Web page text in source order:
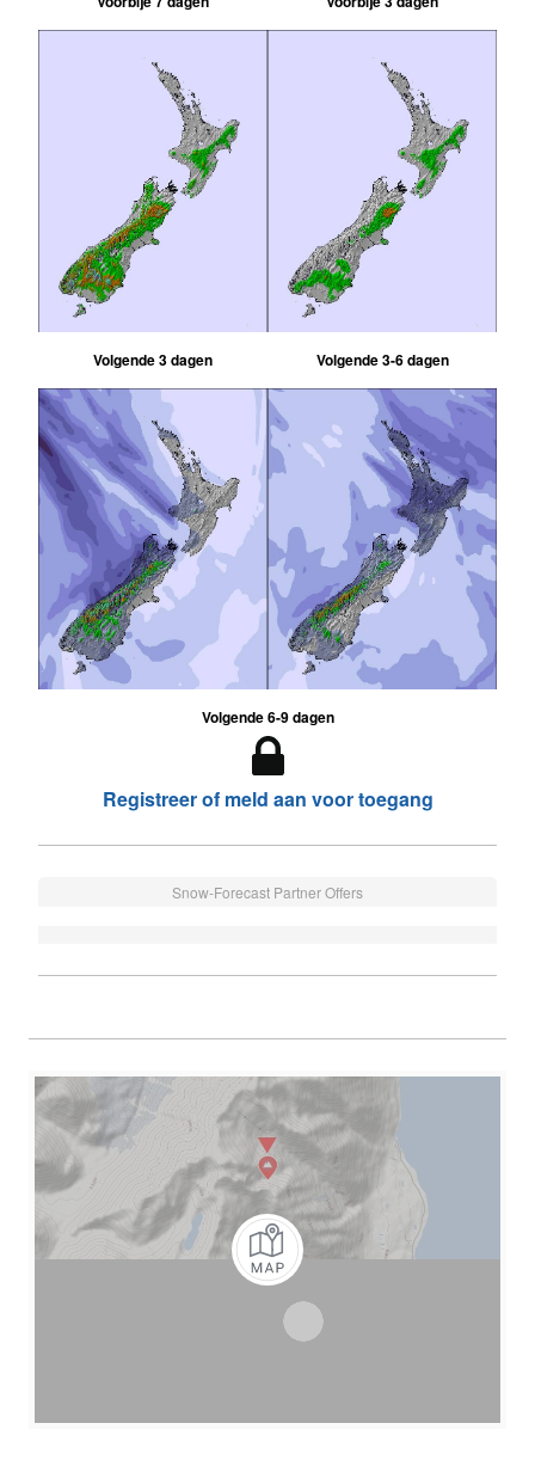
Volgende 3 dagen Volgende 3-6 dagen
Volgende 6-9 dagen
Registreer of meld aan voor toegang
Snow-Forecast Partner Offers